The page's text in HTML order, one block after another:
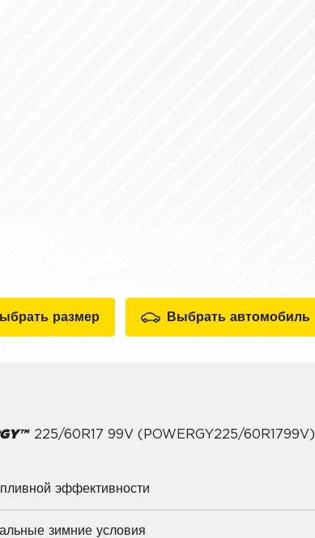
размер Выбрать автомобиль
225/60R17 99V (POWERGY225/60R1799V)
эффективности
зимние условия